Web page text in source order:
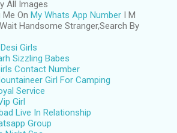
All Images
Me On My Whats App Number I M
Handsome Stranger,Search By
Girls
Sizzling Babes
Contact Number
Girl For Camping
Service
Girl
Live In Relationship
Group